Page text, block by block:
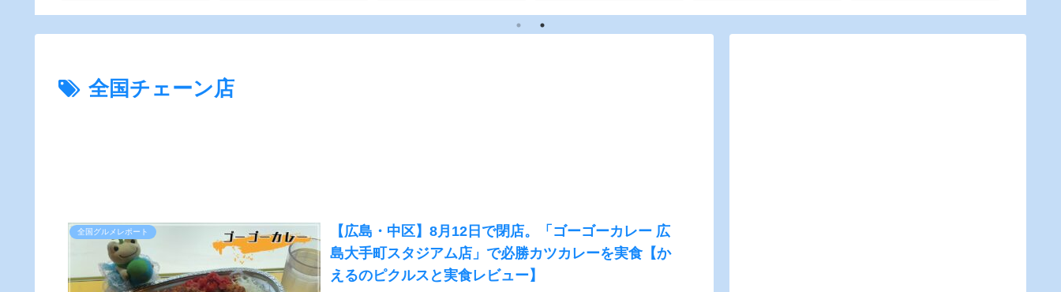
と実食レビュー】
利便性もバッチリ。
ュー】
全国チェーン店
全国グルメレポート
【広島・中区】8月12日で閉店。「ゴーゴーカレー 広
島大手町スタジアム店」で必勝カツカレーを実食【か
えるのピクルスと実食レビュー】